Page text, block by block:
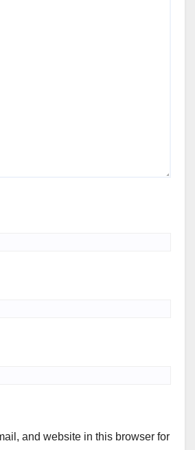
and website in this browser for